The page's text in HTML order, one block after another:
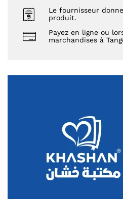
Le fournisseur
produit.
Payez en ligne ou
marchandises à